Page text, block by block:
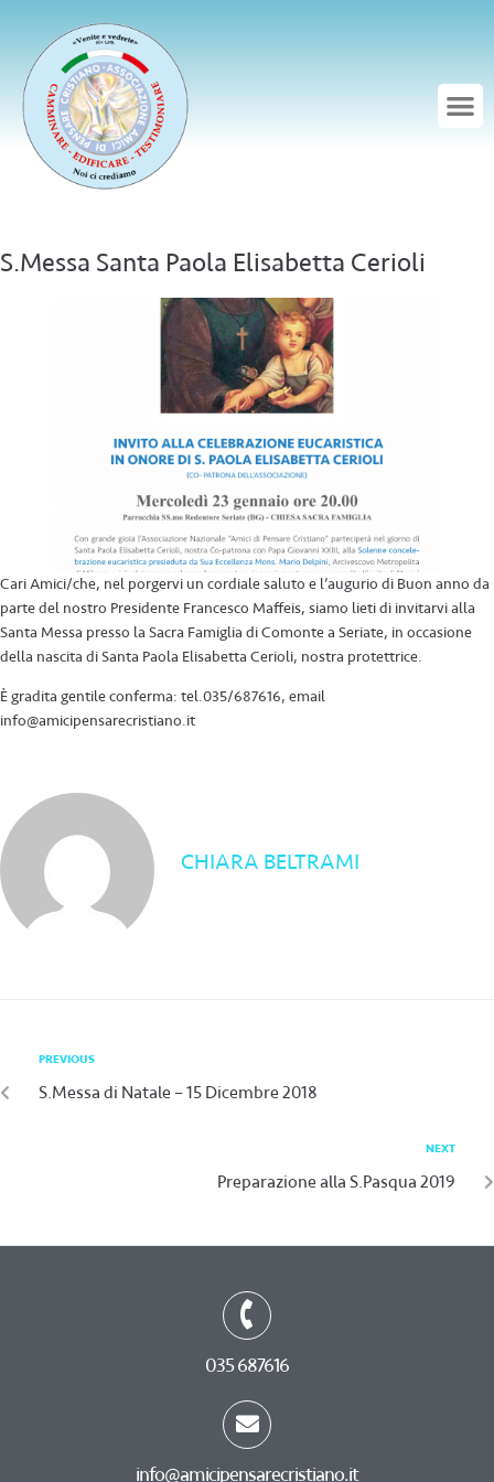
S.Messa Santa Paola Elisabetta Cerioli
Cari Amici/che, nel porgervi un cordiale saluto e l’augurio di Buon anno da
parte del nostro Presidente Francesco Maffeis, siamo lieti di invitarvi alla
Santa Messa presso la Sacra Famiglia di Comonte a Seriate, in occasione
della nascita di Santa Paola Elisabetta Cerioli, nostra protettrice.
È gradita gentile conferma: tel.035/687616, email
info@amicipensarecristiano.it
CHIARA BELTRAMI
PREVIOUS
S.Messa di Natale – 15 Dicembre 2018
NEXT
Preparazione alla S.Pasqua 2019
035 687616
info@amicipensarecristiano.it